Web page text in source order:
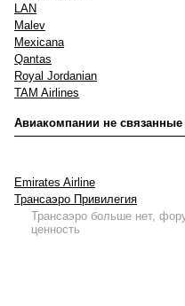
LAN
Malev
Mexicana
Qantas
Royal Jordanian
TAM Airlines
Авиакомпании не
Emirates Airline
Трансаэро Привилегия
Трансаэро больше нет,
ценность